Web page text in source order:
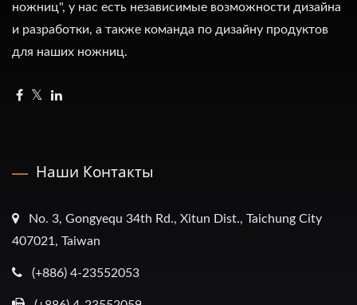
ножниц", у нас есть независимые возможности дизайна
и разработки, а также команда по дизайну продуктов
для наших ножниц.
Наши Контакты
No. 3, Gongyequ 34th Rd., Xitun Dist., Taichung City
407021, Taiwan
(+886) 4-23552053